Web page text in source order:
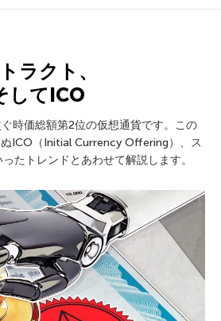
ラクト、
してICO
時価総額第2位の仮想通貨です。この
ICO（Initial Currency Offering）、ス
たトレンドとあわせて解説します。